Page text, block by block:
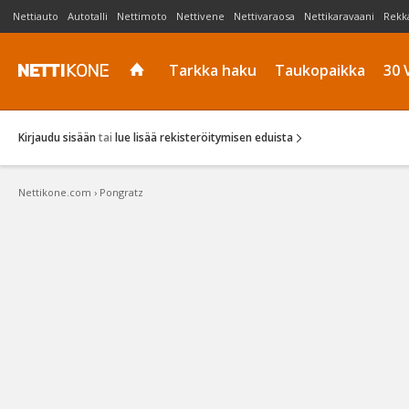
Nettiauto Autotalli Nettimoto Nettivene Nettivaraosa Nettikaravaani
Tarkka haku Taukopaikka 30
Kirjaudu sisään tai lue lisää rekisteröitymisen eduista
Nettikone.com › Pongratz